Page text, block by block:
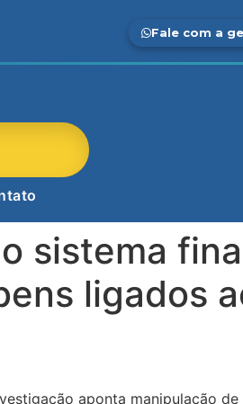
sistema
ligados
aponta manipulação
Fale com a